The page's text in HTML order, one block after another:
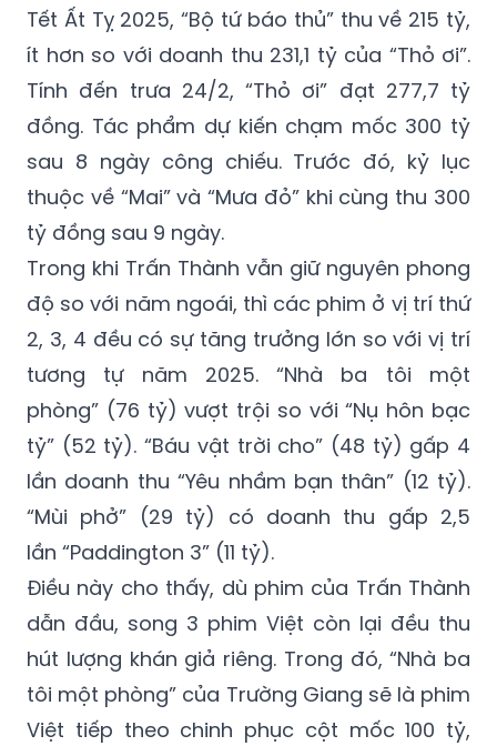
Tết Ất Tỵ 2025, “Bộ tứ báo thủ” thu về 215 tỷ,
ít hơn so với doanh thu 231,1 tỷ của “Thỏ ơi”.
Tính đến trưa 24/2, “Thỏ ơi” đạt 277,7 tỷ
đồng. Tác phẩm dự kiến chạm mốc 300 tỷ
sau 8 ngày công chiếu. Trước đó, kỷ lục
thuộc về “Mai” và “Mưa đỏ” khi cùng thu 300
tỷ đồng sau 9 ngày.
Trong khi Trấn Thành vẫn giữ nguyên phong
độ so với năm ngoái, thì các phim ở vị trí thứ
2, 3, 4 đều có sự tăng trưởng lớn so với vị trí
tương tự năm 2025. “Nhà ba tôi một
phòng” (76 tỷ) vượt trội so với “Nụ hôn bạc
tỷ” (52 tỷ). “Báu vật trời cho” (48 tỷ) gấp 4
lần doanh thu “Yêu nhầm bạn thân” (12 tỷ).
“Mùi phở” (29 tỷ) có doanh thu gấp 2,5
lần “Paddington 3” (11 tỷ).
Điều này cho thấy, dù phim của Trấn Thành
dẫn đầu, song 3 phim Việt còn lại đều thu
hút lượng khán giả riêng. Trong đó, “Nhà ba
tôi một phòng” của Trường Giang sẽ là phim
Việt tiếp theo chinh phục cột mốc 100 tỷ,